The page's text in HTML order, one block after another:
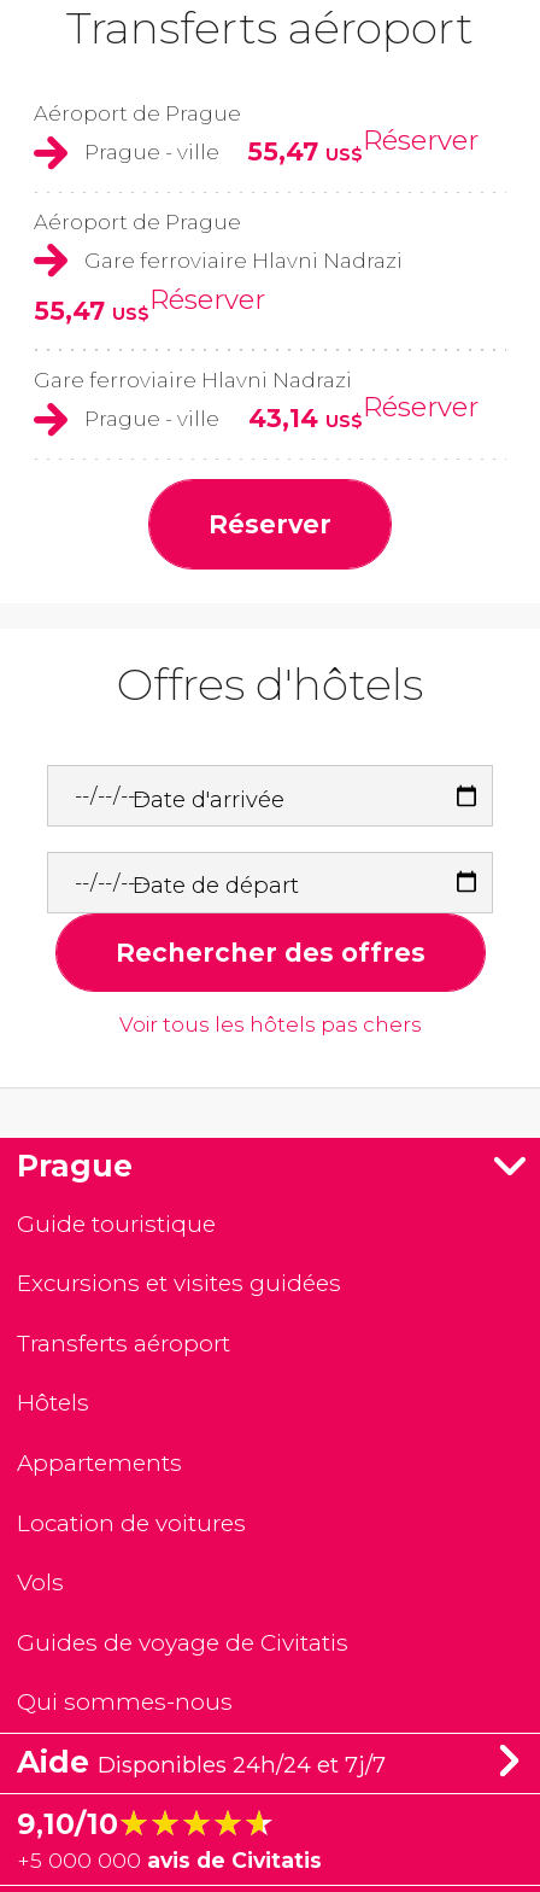
Transferts aéroport
Aéroport de Prague
Prague - ville
55,47 US$Réserver
Aéroport de Prague
Gare ferroviaire Hlavni Nadrazi
55,47 US$Réserver
Gare ferroviaire Hlavni Nadrazi
Prague - ville
43,14 US$Réserver
Réserver
Offres d'hôtels
Date d'arrivée
Date de départ
Rechercher des offres
Voir tous les hôtels pas chers
Prague
Guide touristique
Excursions et visites guidées
Transferts aéroport
Hôtels
Appartements
Location de voitures
Vols
Guides de voyage de Civitatis
Qui sommes-nous
Aide Disponibles 24h/24 et 7j/7
9,10/10★★★★★
★★★★★
+5 000 000 avis de Civitatis